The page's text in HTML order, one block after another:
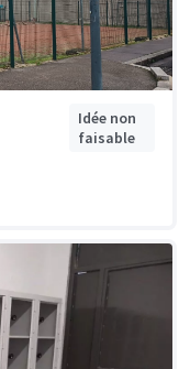
Idée non
faisable